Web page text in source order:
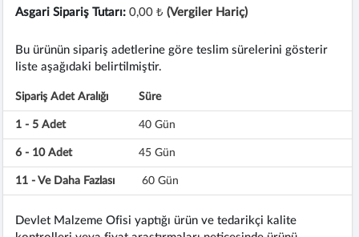
Asgari Sipariş Tutarı: 0,00 ₺(Vergiler Hariç)
Bu ürünün sipariş adetlerine göre teslim sürelerini gösterir
liste aşağıdaki belirtilmiştir.
Sipariş Adet Aralığı Süre
1 - 5 Adet 40 Gün
6 - 10 Adet 45 Gün
11 - Ve Daha Fazlası 60 Gün
Devlet Malzeme Ofisi yaptığı ürün ve tedarikçi kalite